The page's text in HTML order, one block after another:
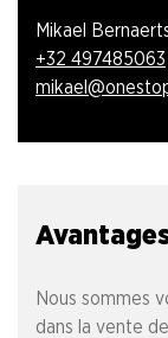
Mikael
+32 497485063
Nous sommes
dans la vente